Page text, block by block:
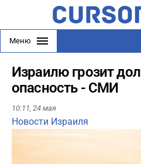
Меню
Израилю грозит
опасность - СМИ
10:11, 24 мая
Новости Израиля